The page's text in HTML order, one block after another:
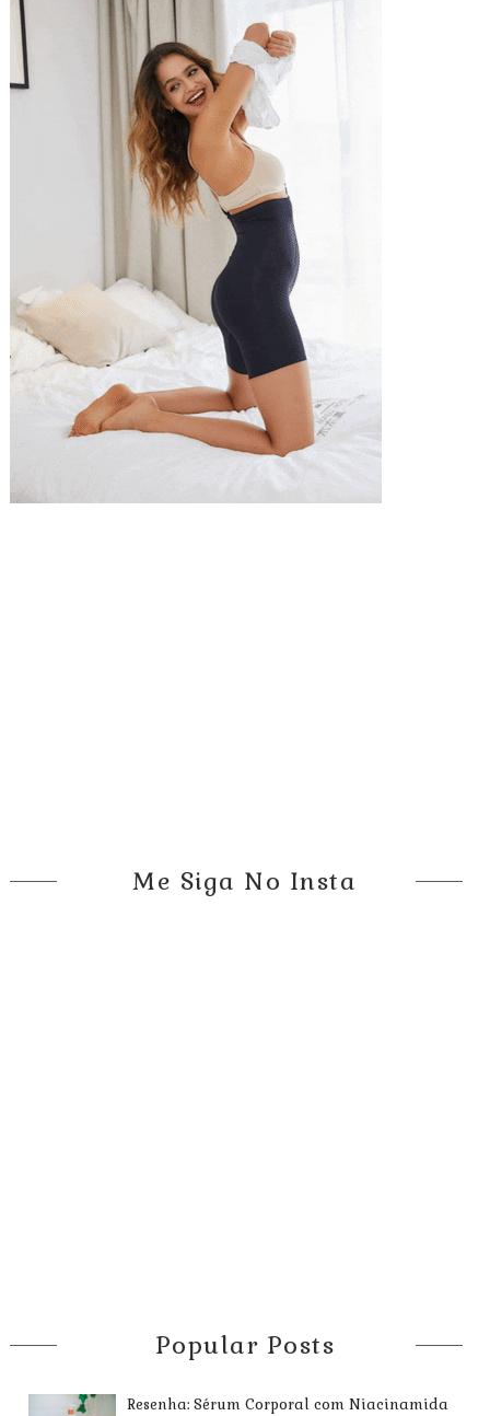
Me Siga No Insta
Popular Posts
Resenha: Sérum Corporal com Niacinamida